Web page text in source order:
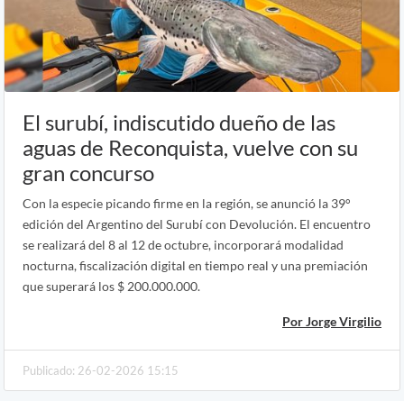
El surubí, indiscutido dueño de las
aguas de Reconquista, vuelve con su
gran concurso
Con la especie picando firme en la región, se anunció la 39°
edición del Argentino del Surubí con Devolución. El encuentro
se realizará del 8 al 12 de octubre, incorporará modalidad
nocturna, fiscalización digital en tiempo real y una premiación
que superará los $ 200.000.000.
Por Jorge Virgilio
Publicado: 26-02-2026 15:15